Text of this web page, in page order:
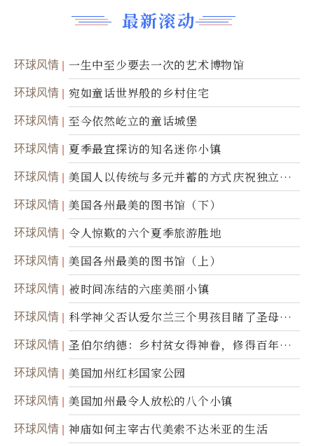
最新滚动
环球风情 一生中至少要去一次的艺术博物馆
环球风情 宛如童话世界般的乡村住宅
环球风情 至今依然屹立的童话城堡
环球风情 夏季最宜探访的知名迷你小镇
环球风情
美国人以传统与多元并蓄的方式庆祝独立日2
50周年
环球风情 美国各州最美的图书馆（下）
环球风情 令人惊歎的六个夏季旅游胜地
环球风情 美国各州最美的图书馆（上）
环球风情 被时间冻结的六座美丽小镇
环球风情
科学神父否认爱尔兰三个男孩目睹了圣母显
灵
环球风情
圣伯尔纳德：乡村贫女得神眷，修得百年不
腐身
环球风情 美国加州红杉国家公园
环球风情 美国加州最令人放松的八个小镇
环球风情 神庙如何主宰古代美索不达米亚的生活